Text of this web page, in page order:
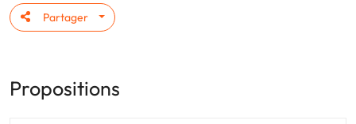
Partager
Propositions